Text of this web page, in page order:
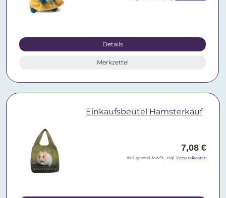
Details
Merkzettel
Einkaufsbeutel Hamsterkauf
7,08 €
inkl. gesetzl. MwSt., zzgl.Versandkosten